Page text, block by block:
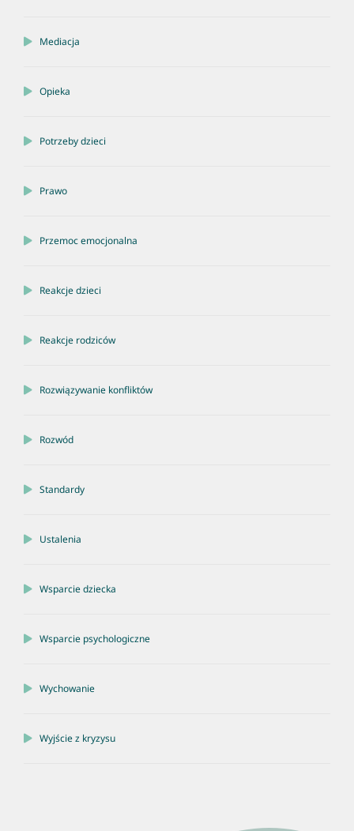
Mediacja
Opieka
Potrzeby dzieci
Prawo
Przemoc emocjonalna
Reakcje dzieci
Reakcje rodziców
Rozwiązywanie konfliktów
Rozwód
Standardy
Ustalenia
Wsparcie dziecka
Wsparcie psychologiczne
Wychowanie
Wyjście z kryzysu